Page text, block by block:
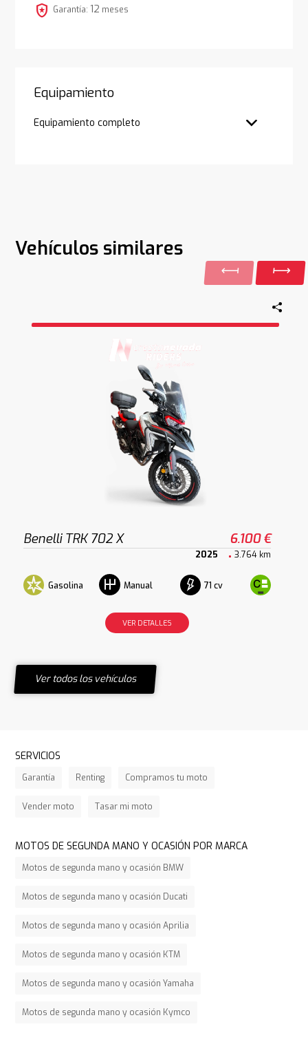
local_police Garantía: 12 meses
Equipamiento
Equipamiento completo
Vehículos similares
Benelli TRK 702 X 6.100 €
2025 3.764 km
Gasolina Manual 71 cv
VER DETALLES
Ver todos los vehículos
SERVICIOS
Garantía Renting Compramos tu moto
Vender moto Tasar mi moto
MOTOS DE SEGUNDA MANO Y OCASIÓN POR MARCA
Motos de segunda mano y ocasión BMW
Motos de segunda mano y ocasión Ducati
Motos de segunda mano y ocasión Aprilia
Motos de segunda mano y ocasión KTM
Motos de segunda mano y ocasión Yamaha
Motos de segunda mano y ocasión Kymco